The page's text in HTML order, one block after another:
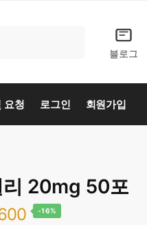
블로그
요청 로그인 회원가입
리 20mg 50포
현-16%